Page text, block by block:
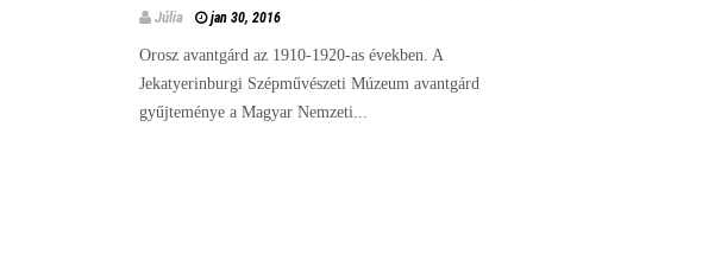
Júlia jan 30, 2016
Orosz avantgárd az 1910-1920-as években. A
Jekatyerinburgi Szépművészeti Múzeum avantgárd
gyűjteménye a Magyar Nemzeti...